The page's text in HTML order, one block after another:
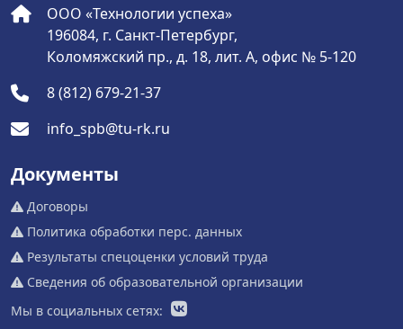
ООО «Технологии успеха»
196084, г. Санкт-Петербург,
Коломяжский пр., д. 18, лит. А, офис № 5-120
8 (812) 679-21-37
info_spb@tu-rk.ru
Документы
Договоры
Политика обработки перс. данных
Результаты спецоценки условий труда
Сведения об образовательной организации
Мы в социальных сетях: